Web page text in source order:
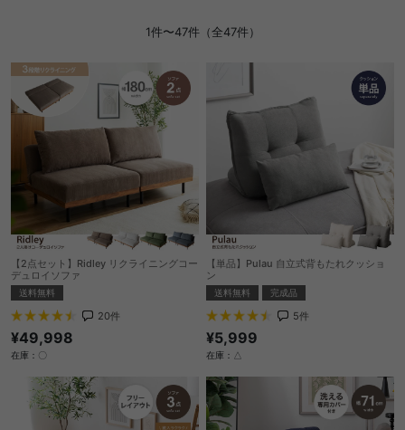
1件〜47件（全47件）
【2点セット】Ridley リクライニングコー
デュロイソファ
送料無料
20件
¥49,998
在庫：〇
【単品】Pulau 自立式背もたれクッショ
ン
送料無料 完成品
5件
¥5,999
在庫：△